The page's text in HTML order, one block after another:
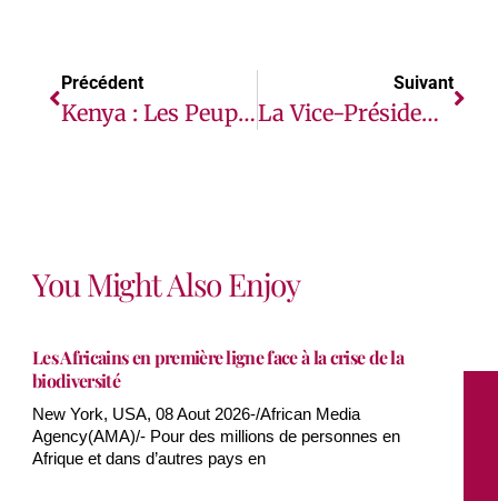
Précédent
Kenya : Les Peuples Autochtones Ogiek Remportent Une Autre Victoire Devant La Cour Africaine
Suivant
La Vice-Présidente Kamala Harris Annonce La Tenue Du Sommet Des Dirigeants États-Unis-Afrique À Washington En Décembre
You Might Also Enjoy
Les Africains en première ligne face à la crise de la
biodiversité
New York, USA, 08 Aout 2026-/African Media
Agency(AMA)/- Pour des millions de personnes en
Afrique et dans d’autres pays en